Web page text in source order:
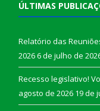
ÚLTIMAS
Relatório das
20266 de julho de
Recesso legislativo!
agosto de 2026 19 de